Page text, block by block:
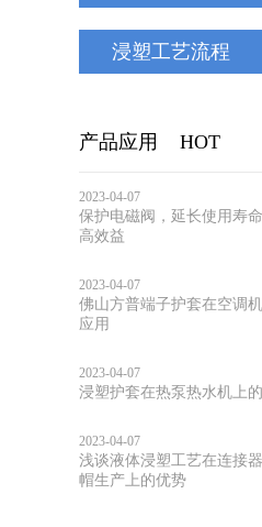
浸塑工艺流程
产品应用 HOT
2023-04-07
保护电磁阀，延长使用寿
高效益
2023-04-07
佛山方普端子护套在空调
应用
2023-04-07
浸塑护套在热泵热水机上
2023-04-07
浅谈液体浸塑工艺在连接
帽生产上的优势